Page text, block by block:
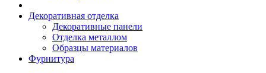
Декоративная отделка
Декоративные панели
Отделка металлом
Образцы материалов
Фурнитура